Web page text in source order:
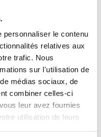
personnaliser le contenu
relatives aux
trafic. Nous
sur l'utilisation de
médias sociaux, de
combiner celles-ci
leur avez fournies
utilisation de leurs
tous »
personnelle et
commun.